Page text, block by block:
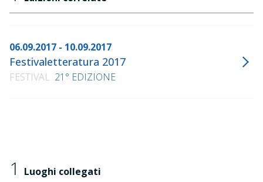
06.09.2017 - 10.09.2017
Festivaletteratura 2017
FESTIVAL 21° EDIZIONE
1 Luoghi collegati